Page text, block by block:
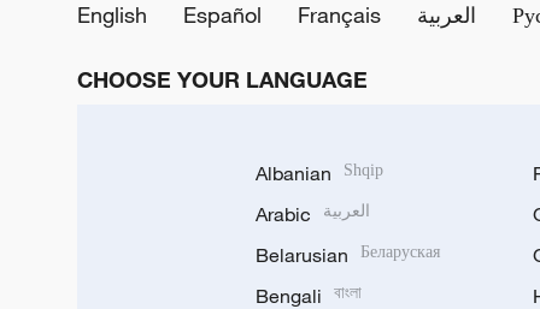
English
Español Français العربية
CHOOSE YOUR LANGUAGE
Albanian Shqip
Arabic العربية
Belarusian Беларуская
Bengali বাংলা